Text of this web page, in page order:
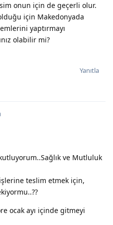
onun için de geçerli olur.
için Makedonyada
yaptırmayı
olabilir mi?
Yanıtla
ve Mutluluk
teslim etmek için,
ocak ayı içinde gitmeyi